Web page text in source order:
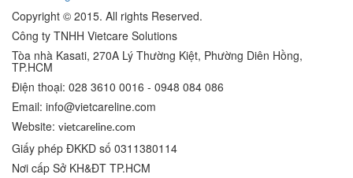
Copyright © 2015. All rights Reserved.
Công ty TNHH Vietcare Solutions
Tòa nhà Kasati, 270A Lý Thường Kiệt, Phường Diên Hồng,
TP.HCM
Điện thoại: 028 3610 0016 - 0948 084 086
Email: info@vietcareline.com
Website: vietcareline.com
Giấy phép ĐKKD số 0311380114
Nơi cấp Sở KH&ĐT TP.HCM